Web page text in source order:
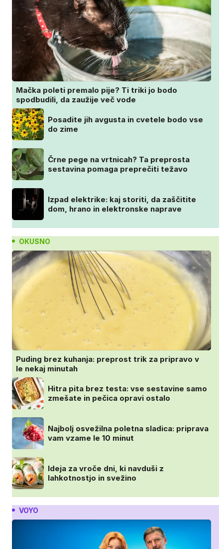
Mačka poleti premalo pije? Ti triki jo bodo
spodbudili, da zaužije več vode
Posadite jih avgusta in cvetele bodo vse
do zime
Črne pege na vrtnicah? Ta preprosta
sestavina pomaga preprečiti težavo
Izpad elektrike: kaj storiti, da zaščitite
dom, hrano in elektronske naprave
OKUSNO
Puding brez kuhanja: preprost trik za pripravo v
le nekaj minutah
Hitra pita brez testa: vse sestavine samo
zmešate in pečica opravi ostalo
Najbolj osvežilna poletna sladica: priprava
vam vzame le 10 minut
Ideja za vroče dni, ki navduši z
lahkotnostjo in svežino
VOYO